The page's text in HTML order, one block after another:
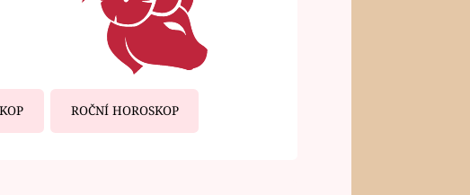
ROČNÍ HOROSKOP